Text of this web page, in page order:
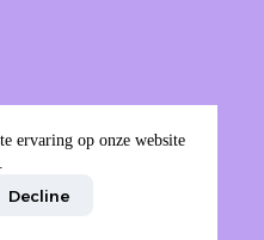
ervaring op onze website
Decline